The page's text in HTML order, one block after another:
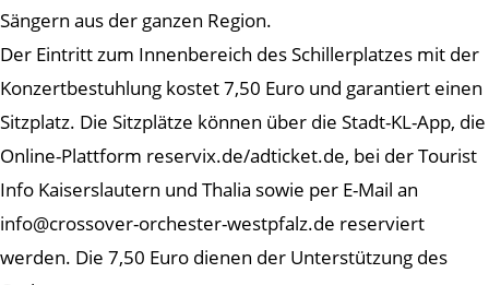
Sängern aus der ganzen Region.
Der Eintritt zum Innenbereich des Schillerplatzes mit der
Konzertbestuhlung kostet 7,50 Euro und garantiert einen
Sitzplatz. Die Sitzplätze können über die Stadt-KL-App, die
Online-Plattform reservix.de/adticket.de, bei der Tourist
Info Kaiserslautern und Thalia sowie per E-Mail an
info@crossover-orchester-westpfalz.de reserviert
werden. Die 7,50 Euro dienen der Unterstützung des